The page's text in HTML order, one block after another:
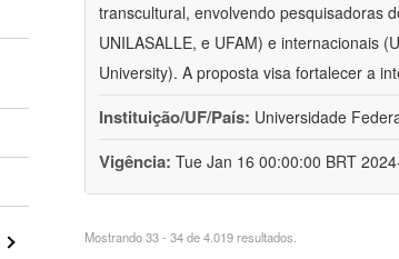
transcultural, envolvendo pesquisadoras
UNILASALLE, e UFAM) e internacionais
University). A proposta visa fortalecer a
Instituição/UF/País: Universidade
Vigência: Tue Jan 16 00:00:00 BRT
Mostrando 33 - 34 de 4.019 resultados.